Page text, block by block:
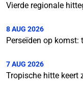
Vierde regionale
8 AUG 2026
Perseïden op komst:
7 AUG 2026
Tropische hitte keert